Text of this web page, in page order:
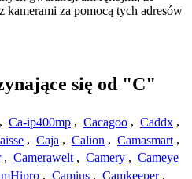
kamerami za pomocą tych adresów
się od "C"
, Ca-ip400mp , Cacagoo , Caddx ,
, Caja , Calion , Camasmart ,
, Camerawelt , Camery , Cameye
, Camius , Camkeeper ,